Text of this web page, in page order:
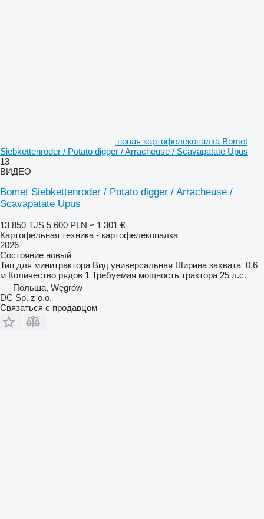
новая картофелекопалка Bomet
Siebkettenroder / Potato digger / Arracheuse / Scavapatate Upus
13
ВИДЕО
Bomet Siebkettenroder / Potato digger / Arracheuse /
Scavapatate Upus
13 850 TJS 5 600 PLN ≈ 1 301 €
Картофельная техника - картофелекопалка
2026
Состояние новый
Тип для минитрактора Вид универсальная Ширина захвата 0,6
м Количество рядов 1 Требуемая мощность трактора 25 л.с.
Польша, Węgrów
DC Sp. z o.o.
Связаться с продавцом